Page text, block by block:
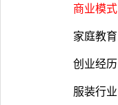
商业模式
家庭教育
创业经历
服装行业